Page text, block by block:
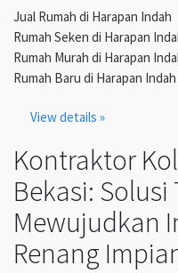
Jual Rumah di Harapan Indah
Rumah Seken di Harapan
Rumah Murah di Harapan
Rumah Baru di Harapan Indah
View details »
Kontraktor
Bekasi:
Mewujudkan
Renang